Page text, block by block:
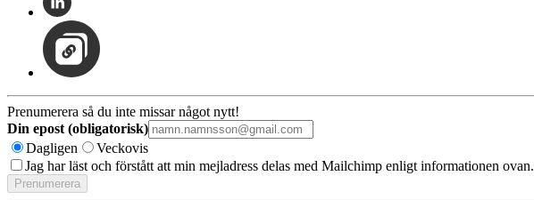
Prenumerera så du inte missar något nytt!
Din epost (obligatorisk)
Dagligen
Veckovis
Jag har läst och förstått att min mejladress delas med Mailchimp enligt informationen ovan.